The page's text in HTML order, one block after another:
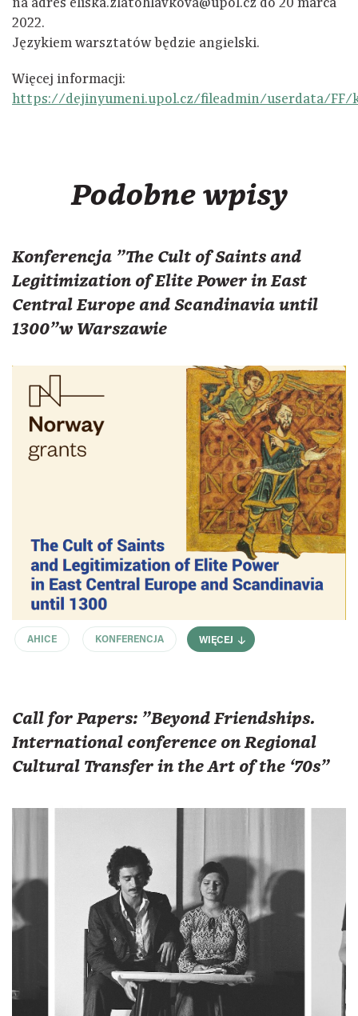
2022.
Językiem warsztatów będzie angielski.
Więcej informacji:
https://dejinyumeni.upol.cz/fileadmin/userdata/
Podobne wpisy
Konferencja "The Cult of Saints and
Legitimization of Elite Power in East
Central Europe and Scandinavia until
1300"w Warszawie
AHICE KONFERENCJA WIĘCEJ
Call for Papers: "Beyond Friendships.
International conference on Regional
Cultural Transfer in the Art of the ‘70s"